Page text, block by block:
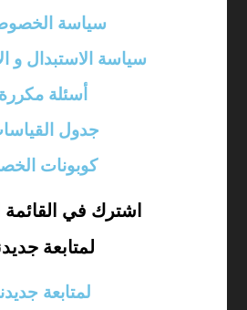
سياسة
سياسة الاستبدال و
أسئلة مكررة
جدول
كوبونات
اشترك في القائمة
لمتابعة
لمتابعة